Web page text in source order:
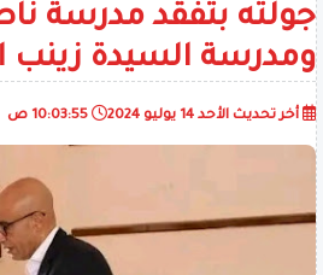
جولته بتفقد مدرسة
ومدرسة السيدة زينب
أخر تحديث الأحد 14 يوليو 2024